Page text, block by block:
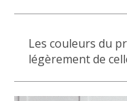
Les couleurs du
légèrement de